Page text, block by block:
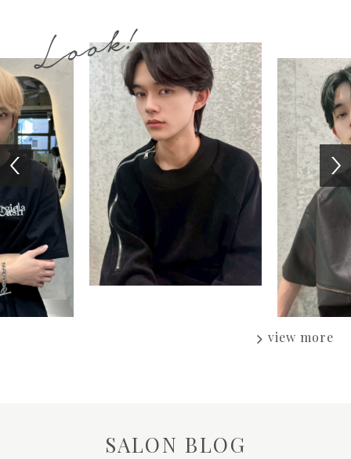
Look!
‹ ›
view more
SALON BLOG